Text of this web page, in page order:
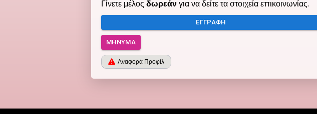
Γίνετε μέλος δωρεάνγια να δείτε τα στοιχεία επικοινωνίας.
ΕΓΓΡΑΦΉ
ΜΉΝΥΜΑ
Αναφορά Προφίλ